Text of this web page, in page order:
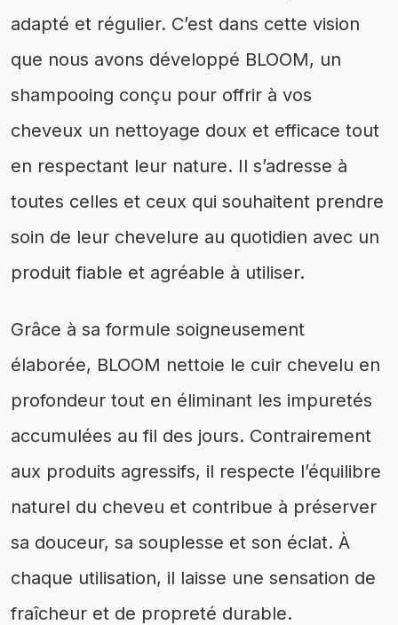
adapté et régulier. C’est dans cette vision
que nous avons développé BLOOM, un
shampooing conçu pour offrir à vos
cheveux un nettoyage doux et efficace tout
en respectant leur nature. Il s’adresse à
toutes celles et ceux qui souhaitent prendre
soin de leur chevelure au quotidien avec un
produit fiable et agréable à utiliser.
Grâce à sa formule soigneusement
élaborée, BLOOM nettoie le cuir chevelu en
profondeur tout en éliminant les impuretés
accumulées au fil des jours. Contrairement
aux produits agressifs, il respecte l’équilibre
naturel du cheveu et contribue à préserver
sa douceur, sa souplesse et son éclat. À
chaque utilisation, il laisse une sensation de
fraîcheur et de propreté durable.